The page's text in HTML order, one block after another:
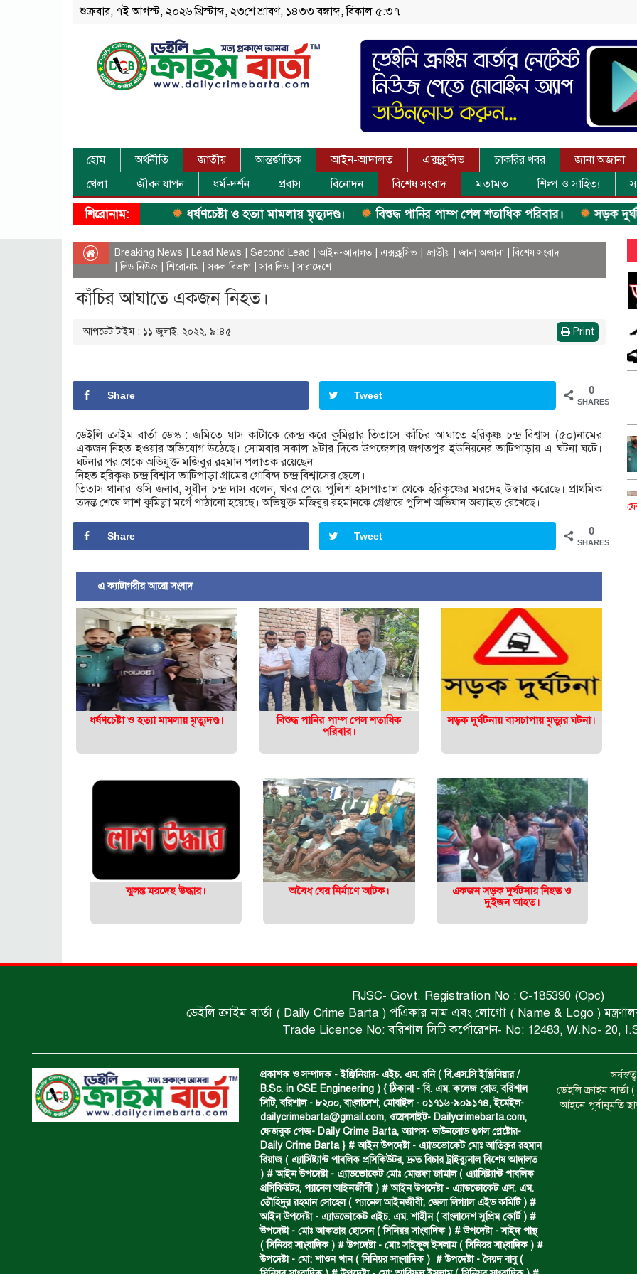
শুক্রবার, ৭ই আগস্ট, ২০২৬ খ্রিস্টাব্দ, ২৩শে শ্রাবণ, ১৪৩৩ বঙ্গাব্দ, বিকাল ৫:৩৭
হোম অর্থনীতি জাতীয় আন্তর্জাতিক আইন-আদালত এক্সক্লুসিভ চাকরির খবর জানা অজানা
খেলা
জীবন যাপন ধর্ম-দর্শন প্রবাস বিনোদন বিশেষ সংবাদ মতামত শিল্প ও সাহিত্য
শিরোনাম: ধর্ষণচেষ্টা ও হত্যা মামলায় মৃত্যুদণ্ড। বিশুদ্ধ পানির পাম্প পেল শতাধিক পরিবার। সড়ক
Breaking News Lead News Second Lead |আইন-আদালত এক্সক্লুসিভ |জাতীয় |জানা অজানা|বিশেষ সংবাদ
|লিড নিউজ |শিরোনাম|সকল বিভাগ|সাব লিড|সারাদেশে
কাঁচির আঘাতে একজন নিহত।
আপডেট টাইম : ১১ জুলাই, ২০২২, ৯:৪৫ Print
0
SHARES
Share Tweet
ডেইলি ক্রাইম বার্তা ডেস্ক : জমিতে ঘাস কাটাকে কেন্দ্র করে কুমিল্লার তিতাসে কাঁচির আঘাতে হরিকৃষ্ণ চন্দ্র বিশ্বাস (৫০)নামের
একজন নিহত হওয়ার অভিযোগ উঠেছে। সোমবার সকাল ৯টার দিকে উপজেলার জগতপুর ইউনিয়নের ভাটিপাড়ায় এ ঘটনা ঘটে।
ঘটনার পর থেকে অভিযুক্ত মজিবুর রহমান পলাতক রয়েছেন।
নিহত হরিকৃষ্ণ চন্দ্র বিশ্বাস ভাটিপাড়া গ্রামের গোবিন্দ চন্দ্র বিশ্বাসের ছেলে।
তিতাস থানার ওসি জনাব, সুধীন চন্দ্র দাস বলেন, খবর পেয়ে পুলিশ হাসপাতাল থেকে হরিকৃষ্ণের মরদেহ উদ্ধার করেছে। প্রাথমিক
তদন্ত শেষে লাশ কুমিল্লা মর্গে পাঠানো হয়েছে। অভিযুক্ত মজিবুর রহমানকে গ্রেপ্তারে পুলিশ অভিযান অব্যাহত রেখেছে।
0
SHARES
Share Tweet
এ ক্যাটাগরীর আরো সংবাদ
ধর্ষণচেষ্টা ও হত্যা মামলায় মৃত্যুদণ্ড।
বিশুদ্ধ পানির পাম্প পেল শতাধিক
পরিবার।
সড়ক দুর্ঘটনায় বাসচাপায় মৃত্যুর ঘটনা।
ঝুলন্ত মরদেহ উদ্ধার। অবৈধ ঘের নির্মাণে আটক।
একজন সড়ক দুর্ঘটনায় নিহত ও
দুইজন আহত।
RJSC- Govt. Registration No : C-185390 (Opc)
ডেইলি ক্রাইম বার্তা ( Daily Crime Barta ) পএিকার নাম এবং লোগো ( Name & Logo ) মন্ত্রণালয়
Trade Licence No: বরিশাল সিটি কর্পোরেশন- No: 12483, W.No- 20,
প্রকাশক ও সম্পাদক - ইঞ্জিনিয়ার- এইচ. এম. রনি ( বি.এস.সি ইঞ্জিনিয়ার /
B.Sc. in CSE Engineering ) { ঠিকানা - বি. এম. কলেজ রোড, বরিশাল
সিটি, বরিশাল - ৮২০০, বাংলাদেশ, মোবাইল - ০১৭১৬-৯০৯১৭৪, ইমেইল-
dailycrimebarta@gmail.com, ওয়েবসাইট- Dailycrimebarta.com,
ফেজবুক পেজ- Daily Crime Barta, অ‍্যাপস- ডাউনলোড গুগল প্লেষ্টোর-
Daily Crime Barta } # আইন উপদেষ্টা - এ্যাডভোকেট মোঃ আতিকুর রহমান
রিয়াজ ( এ‍্যাসিষ্ট‍্যান্ট পাবলিক প্রসিকিউটর, দ্রুত বিচার ট্রাইব্যুনাল বিশেষ আদালত
) # আইন উপদেষ্টা - এ্যাডভোকেট মোঃ মোস্তফা জামাল ( এ‍্যাসিষ্ট‍্যান্ট পাবলিক
প্রসিকিউটর, প‍্যানেল আইনজীবী ) # আইন উপদেষ্টা - এ্যাডভোকেট এস. এম.
তৌহিদুর রহমান সোহেল ( প‍্যানেল আইনজীবী, জেলা লিগ্যাল এইড কমিটি ) #
আইন উপদেষ্টা - এ্যাডভোকেট এইচ. এম. শাহীন ( বাংলাদেশ সুপ্রিম কোর্ট ) #
উপদেষ্টা - মোঃ আকতার হোসেন ( সিনিয়র সাংবাদিক ) # উপদেষ্টা - সাইদ পান্থ
( সিনিয়র সাংবাদিক ) # উপদেষ্টা - মোঃ সাইফুল ইসলাম ( সিনিয়র সাংবাদিক ) #
উপদেষ্টা - মো: শাওন খান ( সিনিয়র সাংবাদিক ) # উপদেষ্টা - সৈয়দ বাবু (
ডেইলি ক্রাইম
আইনে পূর্বানুমতি